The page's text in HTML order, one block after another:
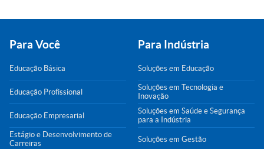
Para Você
Educação Básica
Educação Profissional
Educação Empresarial
Estágio e Desenvolvimento de
Carreiras
Para Indústria
Soluções em Educação
Soluções em Tecnologia e
Inovação
Soluções em Saúde e Segurança
para a Indústria
Soluções em Gestão